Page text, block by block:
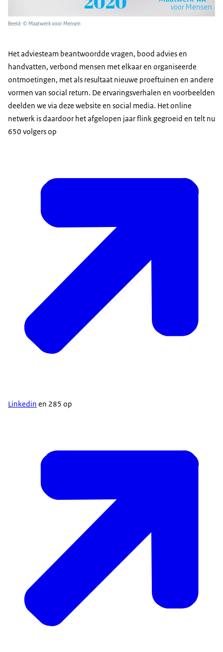
Beeld: © Maatwerk voor Mensen
Het adviesteam beantwoordde vragen, bood advies en
handvatten, verbond mensen met elkaar en organiseerde
ontmoetingen, met als resultaat nieuwe proeftuinen en andere
vormen van social return. De ervaringsverhalen en voorbeelden
deelden we via deze website en social media. Het online
netwerk is daardoor het afgelopen jaar flink gegroeid en telt nu
650 volgers op
Linkedin en 285 op